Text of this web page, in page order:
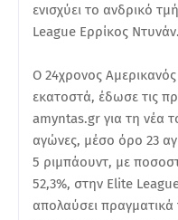
ενισχύει το ανδρικό
League Ερρίκος Ντυνάν.
O 24χρονος
εκατοστά, έδωσε τις
amyntas.gr για τη νέα
αγώνες, μέσο όρο 23
5 ριμπάουντ, με
52,3%, στην Elite
απολαύσει